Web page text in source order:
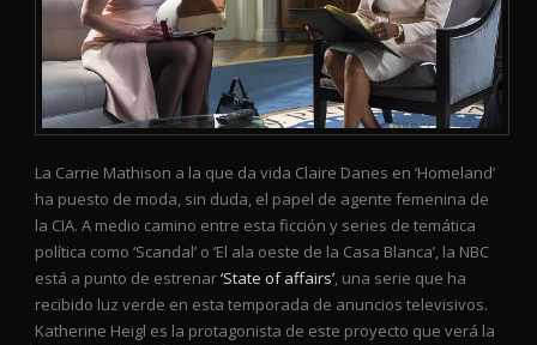
La Carrie Mathison a la que da vida Claire Danes en ‘Homeland’
ha puesto de moda, sin duda, el papel de agente femenina de
la CIA. A medio camino entre esta ficción y series de temática
política como ‘Scandal’ o ‘El ala oeste de la Casa Blanca’, la NBC
está a punto de estrenar‘State of affairs’, una serie que ha
recibido luz verde en esta temporada de anuncios televisivos.
Katherine Heigl es la protagonista de este proyecto que verá la